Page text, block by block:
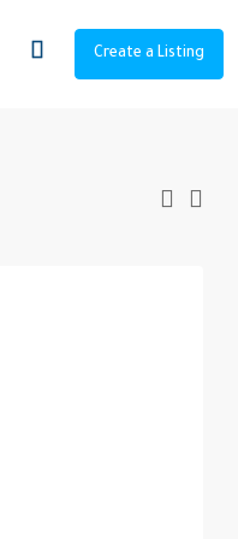
Create a Listing